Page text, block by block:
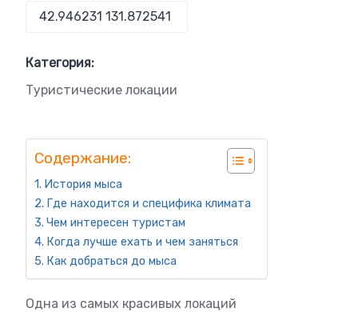
Категория:
Туристические локации
Содержание:
История мыса
Где находится и специфика климата
Чем интересен туристам
Когда лучше ехать и чем заняться
Как добраться до мыса
Одна из самых красивых локаций